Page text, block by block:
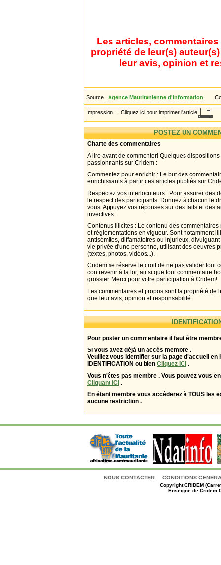
Les articles,
propriété de leur(s)
leur avis, opinion et
Source : Agence Mauritanienne d'Information
Impression : Cliquez ici pour imprimer l'article
POSTEZ UN
Charte des commentaires
A lire avant de commenter! Quelques
passionnants sur Cridem :
Commentez pour enrichir : Le but des
enrichissants à partir des articles publiés sur
Respectez vos interlocuteurs : Pour assurer des
le respect des participants. Donnez à chacun le
vous. Appuyez vos réponses sur des faits et des
invectives.
Contenus illicites : Le contenu des
et réglementations en vigueur. Sont notamment
antisémites, diffamatoires ou injurieux,
vie privée d'une personne, utilisant des oeuvres
(textes, photos, vidéos...).
Cridem se réserve le droit de ne pas valider tout
contrevenir à la loi, ainsi que tout commentaire
grossier. Merci pour votre participation à Cridem!
Les commentaires et propos sont la propriété de
que leur avis, opinion et responsabilité.
Pour poster un commentaire il faut être
Si vous avez déjà un accès membre .
Veuillez vous identifier sur la page d'accueil en
IDENTIFICATION ou bien Cliquez ICI .
Vous n'êtes pas membre . Vous pouvez vous
Cliquant ICI .
En étant membre vous accèderez à TOUS les
aucune restriction .
NOUS CONTACTER CONDITIONS
CopyrightCRIDEM
Enseigne de Cridem